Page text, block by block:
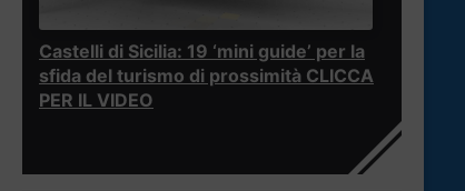
Castelli di Sicilia: 19 ‘mini guide’ per la
sfida del turismo di prossimità CLICCA
PER IL VIDEO